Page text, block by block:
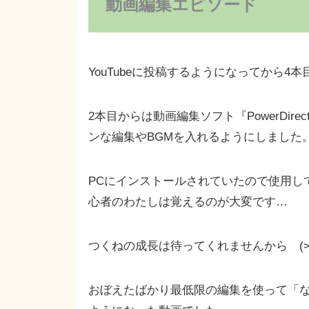
動画編集エピソード
YouTubeに投稿するようになってから4本
2本目からは動画編集ソフト『
ンな編集やBGMを入れるようにしました
PCにインストールされていたので使用
心者のわたしは覚えるのが大変です…
つくねの成長は待ってくれませんから
おぼえたばかり最低限の編集を使って「